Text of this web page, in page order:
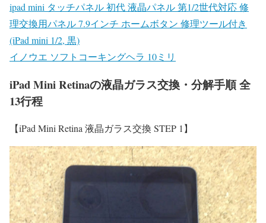
ipad mini タッチパネル 初代 液晶パネル 第1/2世代対応 修
理交換用パネル 7.9インチ ホームボタン 修理ツール付き
(iPad mini 1/2, 黒)
イノウエ ソフトコーキングヘラ 10ミリ
iPad Mini Retinaの液晶ガラス交換・分解手順 全
13行程
【iPad Mini Retina 液晶ガラス交換 STEP 1】